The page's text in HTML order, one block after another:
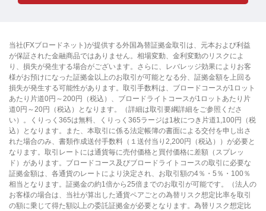
当社(FXブロードネット)が提供する外国為替証拠金取引は、元本および利益
が保証された金融商品ではありません。相場変動、金利変動のリスクによ
り、損失が発生する場合がございます。さらに、レバレッジ効果によりお客
様がお預けになった証拠金以上のお取引が可能となる分、証拠金額を上回る
損失が発生する可能性があります。取引手数料は、ブロードコースが1ロット
あたり片道0円～200円（税込）、ブロードライトコースが1ロットあたり片
道0円～20円（税込）となります。（詳細は取引要綱詳細をご参照くださ
い）。くりっく365は無料、くりっく365ラージは1枚につき片道1,100円（税
込）となります。また、本取引に係る法定帳簿の書面による交付を申し出さ
れた場合のみ、書類作成送付手数料（１送付当り2,200円（税込））が必要と
なります。取引レートには通貨毎に売付価格と買付価格に差額（スプレッ
ド）があります。ブロードコース及びブロードライトコースの取引に必要な
証拠金額は、各通貨のレートにより決定され、お取引額の4％・5％・100％
相当となります。証拠金の約1倍から25倍までのお取引が可能です。（法人の
お客様の場合は、当社が算出した通貨ペアごとの為替リスク想定比率を取引
の額に乗じて得た額以上の委託証拠金が必要となります。為替リスク想定比